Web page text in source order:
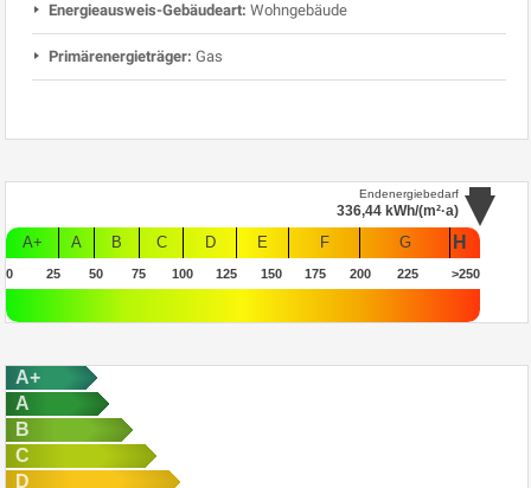
Energieausweis-Gebäudeart: Wohngebäude
Primärenergieträger: Gas
Endenergiebedarf
336,44 kWh/(m²·a)
A+
A B C D E F G H
0 25 50 75 100 125 150 175 200 225 >250
A+
A
B
C
D